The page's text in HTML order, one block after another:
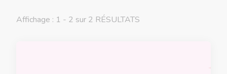
Affichage : 1 - 2 sur 2 RÉSULTATS